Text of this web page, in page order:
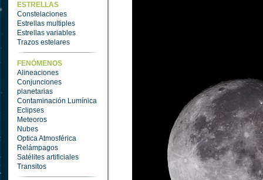
ESTRELLAS
Constelaciones
Estrellas multiples
Estrellas variables
Trazos estelares
FENÓMENOS
Alineaciones
Conjunciones
planetarias
Contaminación Lumínica
Eclipses
Meteoros
Nubes
Optica Atmosférica
Relámpagos
Satélites artificiales
Transitos